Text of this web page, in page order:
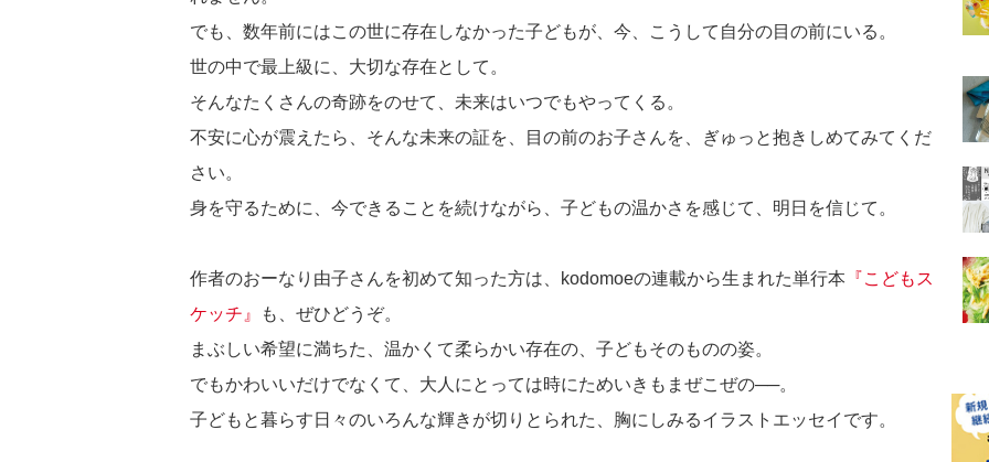
でも、数年前にはこの世に存在しなかった子どもが、今、こうして自分の目の前にいる。
世の中で最上級に、大切な存在として。
そんなたくさんの奇跡をのせて、未来はいつでもやってくる。
不安に心が震えたら、そんな未来の証を、目の前のお子さんを、ぎゅっと抱きしめてみてくだ
さい。
身を守るために、今できることを続けながら、子どもの温かさを感じて、明日を信じて。
作者のおーなり由子さんを初めて知った方は、kodomoeの連載から生まれた単行本 『こどもス
ケッチ』
も、ぜひどうぞ。
まぶしい希望に満ちた、温かくて柔らかい存在の、子どもそのものの姿。
でもかわいいだけでなくて、大人にとっては時にためいきもまぜこぜの──。
子どもと暮らす日々のいろんな輝きが切りとられた、胸にしみるイラストエッセイです。